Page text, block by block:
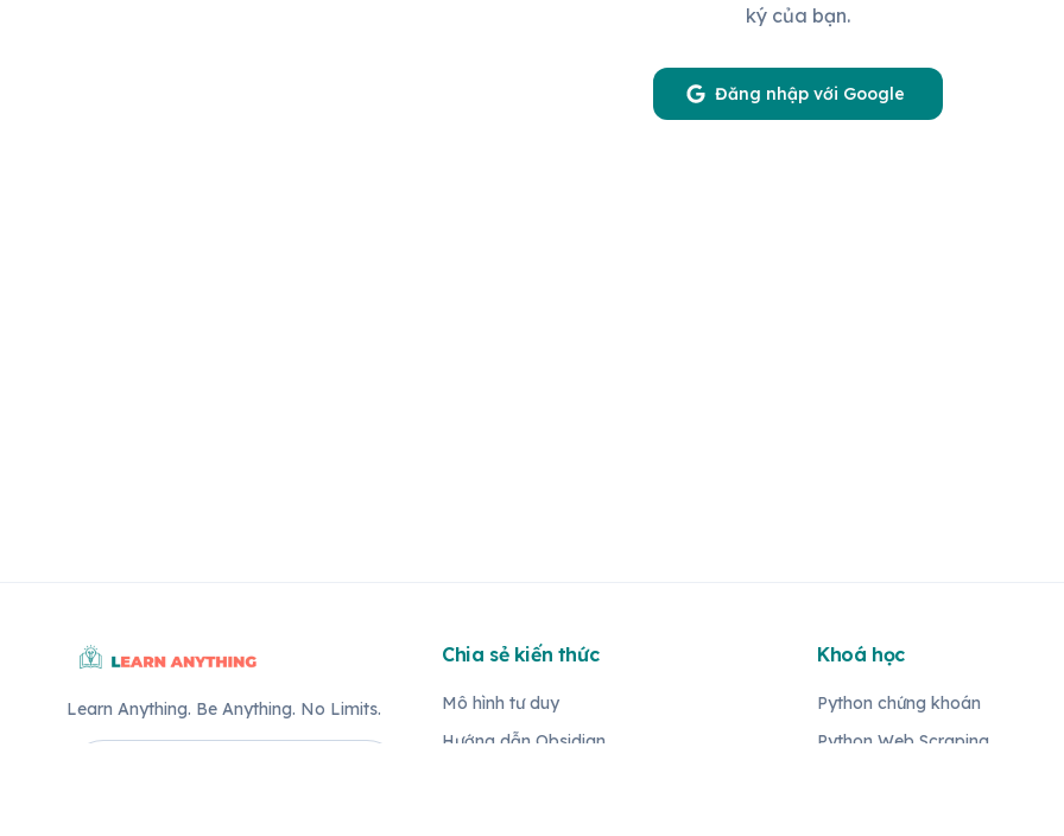
ký của bạn.
Đăng nhập với Google
Learn Anything. Be Anything. No Limits.
Chia sẻ kiến thức
Mô hình tư duy
Hướng dẫn Obsidian
Khoá học
Python chứng khoán
Python Web Scraping